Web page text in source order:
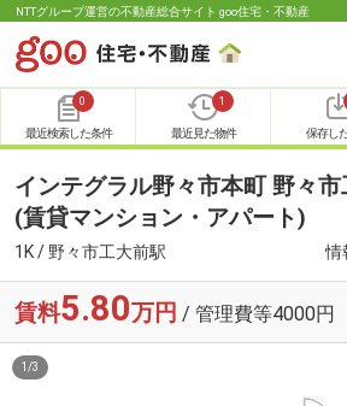
NTTグループ運営の不動産総合サイト goo住宅・不動産
0
最近検索した条件
1
最近見た物件 保存し
インテグラル野々市本町 野々
(賃貸マンション・アパート)
1K / 野々市工大前駅 情
賃料5.80万円 / 管理費等4000円
1 /3